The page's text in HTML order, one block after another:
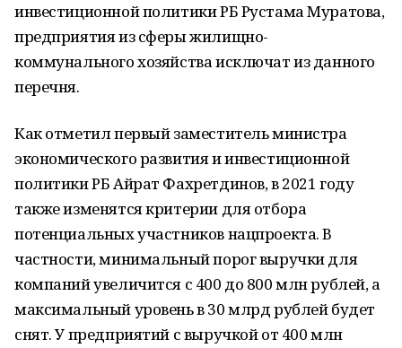
инвестиционной политики РБ Рустама Муратова,
предприятия из сферы жилищно-
коммунального хозяйства исключат из данного
перечня.
Как отметил первый заместитель министра
экономического развития и инвестиционной
политики РБ Айрат Фахретдинов, в 2021 году
также изменятся критерии для отбора
потенциальных участников нацпроекта. В
частности, минимальный порог выручки для
компаний увеличится с 400 до 800 млн рублей, а
максимальный уровень в 30 млрд рублей будет
снят. У предприятий с выручкой от 400 млн